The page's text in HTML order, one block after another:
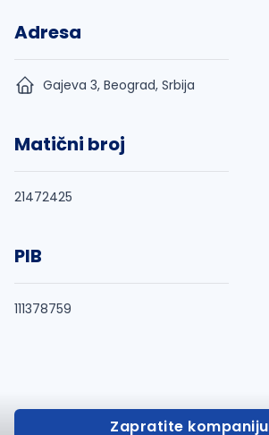
Adresa
Gajeva 3, Beograd, Srbija
Matični broj
21472425
PIB
111378759
Zapratite kompaniju